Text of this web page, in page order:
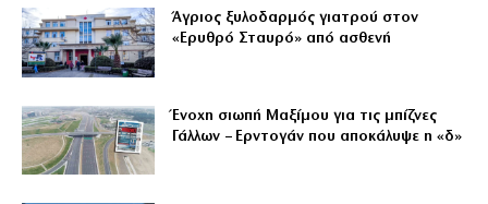
Άγριος ξυλοδαρμός γιατρού στον
«Ερυθρό Σταυρό» από ασθενή
Ένοχη σιωπή Μαξίμου για τις μπίζνες
Γάλλων – Ερντογάν που αποκάλυψε η «δ»